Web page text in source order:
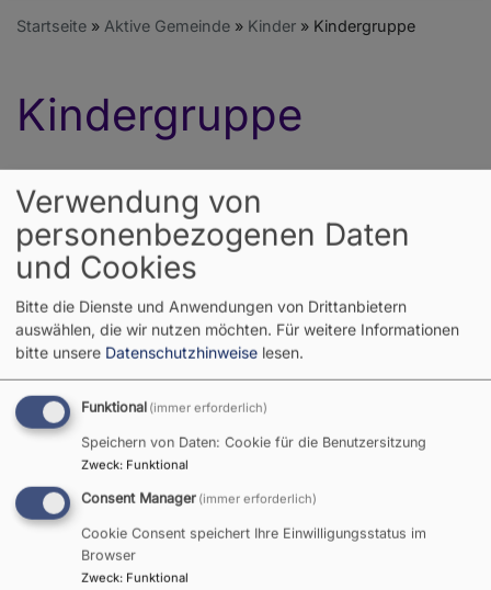
Startseite Aktive Gemeinde Kinder Kindergruppe
Kindergruppe
Peter Lukas
Wir sind kreativ!
Verwendung von
personenbezogenen Daten
und Cookies
Bitte die Dienste und Anwendungen von Drittanbietern
auswählen, die wir nutzen möchten. Für weitere Informationen
bitte unsere Datenschutzhinweise lesen.
Funktional (immer erforderlich)
Speichern von Daten: Cookie für die Benutzersitzung
Zweck: Funktional
Consent Manager (immer erforderlich)
Cookie Consent speichert Ihre Einwilligungsstatus im
Browser
Zweck: Funktional